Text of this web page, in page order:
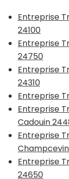
Entreprise
24100
Entreprise
24750
Entreprise
24310
Entreprise
Entreprise
Cadouin
Entreprise
Entreprise
24650